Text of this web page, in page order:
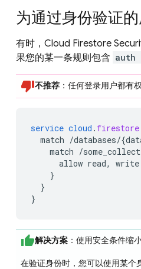
为通过身份验证
有时， Cloud Firestore
果您的某一条规则包含
不推荐 ：任何登录用户都有
service cloud . firestore
match /databases/
match /
allow read, write
}
}
}
解决方案 ：使用安全条件缩
在验证身份时，您可以使用某个